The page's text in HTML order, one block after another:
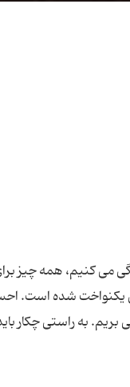
كنیم، همه چیز
شده است.